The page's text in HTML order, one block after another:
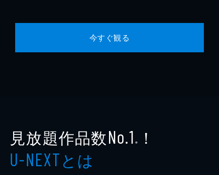
今すぐ観る
見放題作品数No.1 ※ ！
U-NEXTとは